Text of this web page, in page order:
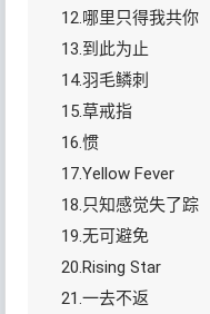
12.哪里只得我共你
13.到此为止
14.羽毛鳞刺
15.草戒指
16.惯
17.Yellow Fever
18.只知感觉失了踪
19.无可避免
20.Rising Star
21.一去不返